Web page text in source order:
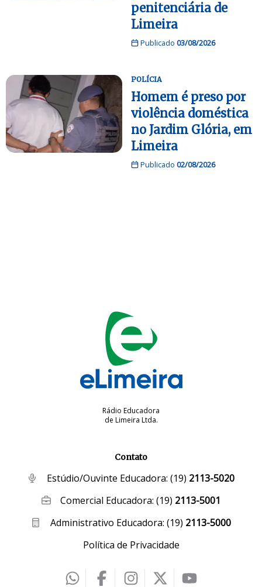
penitenciária de
Limeira
Publicado 03/08/2026
POLÍCIA
Homem é preso por
violência doméstica
no Jardim Glória, em
Limeira
Publicado 02/08/2026
Rádio Educadora
de Limeira Ltda.
Contato
Estúdio/Ouvinte Educadora: (19) 2113-5020
Comercial Educadora:(19) 2113-5001
Administrativo Educadora: (19) 2113-5000
Política de Privacidade